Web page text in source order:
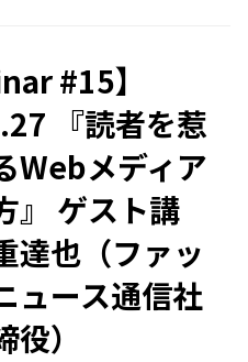
代のオウンドメディア
制作におけるAI活用提
題の解説〜』をテーマ
だきました。その様子
ブ動画として配信しま
#15】
『読者を惹
Webメディア
』 ゲスト講
達也（ファッ
ュース通信社
）